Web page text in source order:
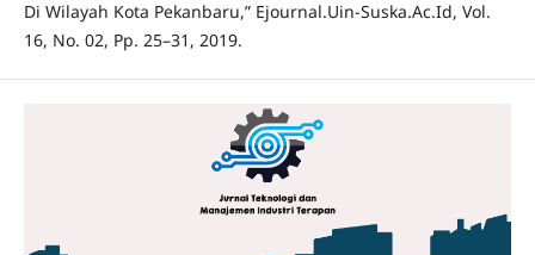
Di Wilayah Kota Pekanbaru,” Ejournal.Uin-Suska.Ac.Id, Vol.
16, No. 02, Pp. 25–31, 2019.